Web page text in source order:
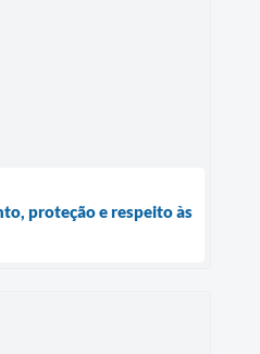
proteção e respeito às